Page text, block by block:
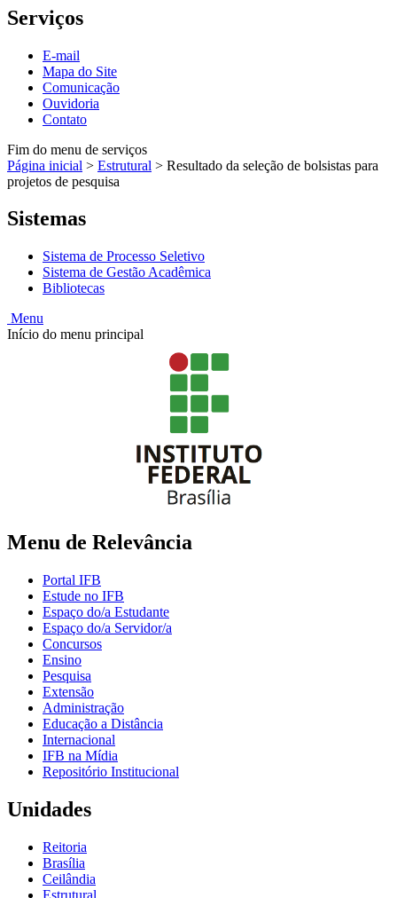
Serviços
E-mail
Mapa do Site
Comunicação
Ouvidoria
Contato
Fim do menu de serviços
Página inicial > Estrutural > Resultado da seleção de bolsistas para
projetos de pesquisa
Sistemas
Sistema de Processo Seletivo
Sistema de Gestão Acadêmica
Bibliotecas
Menu
Início do menu principal
Menu de Relevância
Portal IFB
Estude no IFB
Espaço do/a Estudante
Espaço do/a Servidor/a
Concursos
Ensino
Pesquisa
Extensão
Administração
Educação a Distância
Internacional
IFB na Mídia
Repositório Institucional
Unidades
Reitoria
Brasília
Ceilândia
Estrutural